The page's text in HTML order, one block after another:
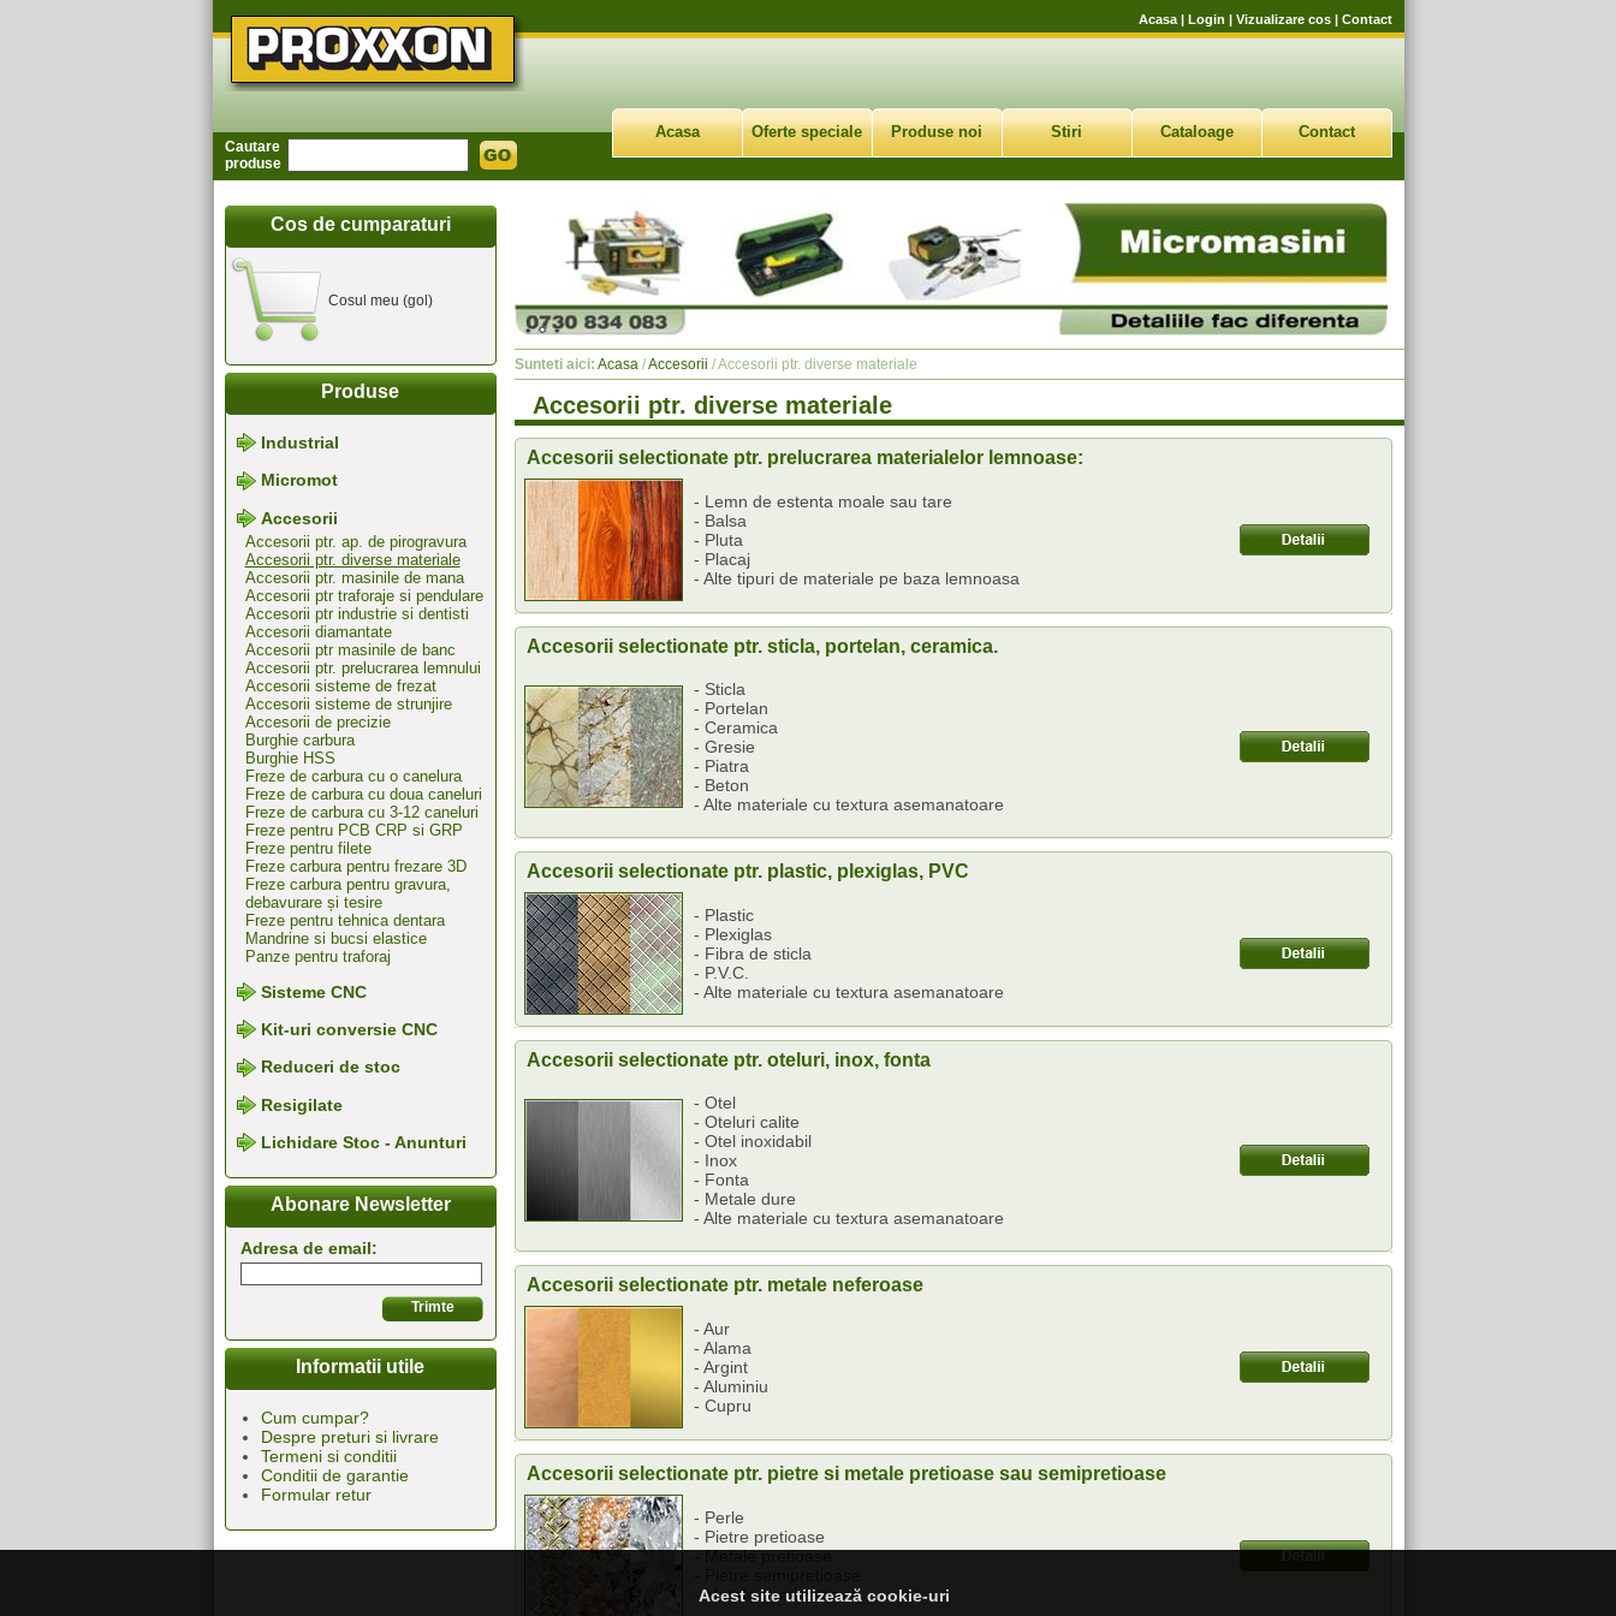
Acasa| Login | Vizualizare cos| Contact
Cautare
produse
Acasa Oferte speciale Produse noi Stiri Cataloage Contact
Cos de cumparaturi
Cosul meu (gol)
Produse
Industrial
Micromot
Accesorii
Accesorii ptr. ap. de pirogravura
Accesorii ptr. diverse materiale
Accesorii ptr. masinile de mana
Accesorii ptr traforaje si pendulare
Accesorii ptr industrie si dentisti
Accesorii diamantate
Accesorii ptr masinile de banc
Accesorii ptr. prelucrarea lemnului
Accesorii sisteme de frezat
Accesorii sisteme de strunjire
Accesorii de precizie
Burghie carbura
Burghie HSS
Freze de carbura cu o canelura
Freze de carbura cu doua caneluri
Freze de carbura cu 3-12 caneluri
Freze pentru PCB CRP si GRP
Freze pentru filete
Freze carbura pentru frezare 3D
Freze carbura pentru gravura,
debavurare și tesire
Freze pentru tehnica dentara
Mandrine si bucsi elastice
Panze pentru traforaj
Sisteme CNC
Kit-uri conversie CNC
Reduceri de stoc
Resigilate
Lichidare Stoc - Anunturi
Abonare Newsletter
Adresa de email:
Informatii utile
Cum cumpar?
Despre preturi si livrare
Termeni si conditii
Conditii de garantie
Formular retur
Sunteti aici: Acasa/Accesorii / Accesorii ptr. diverse materiale
Accesorii ptr. diverse materiale
Accesorii selectionate ptr. prelucrarea materialelor lemnoase:
- Lemn de estenta moale sau tare
- Balsa
- Pluta
- Placaj
- Alte tipuri de materiale pe baza lemnoasa
Accesorii selectionate ptr. sticla, portelan, ceramica.
- Sticla
- Portelan
- Ceramica
- Gresie
- Piatra
- Beton
- Alte materiale cu textura asemanatoare
Accesorii selectionate ptr. plastic, plexiglas, PVC
- Plastic
- Plexiglas
- Fibra de sticla
- P.V.C.
- Alte materiale cu textura asemanatoare
Accesorii selectionate ptr. oteluri, inox, fonta
- Otel
- Oteluri calite
- Otel inoxidabil
- Inox
- Fonta
- Metale dure
- Alte materiale cu textura asemanatoare
Accesorii selectionate ptr. metale neferoase
- Aur
- Alama
- Argint
- Aluminiu
- Cupru
Accesorii selectionate ptr. pietre si metale pretioase sau semipretioase
- Perle
- Pietre pretioase
- Metale pretioase
- Metale semipretiose
Acest site utilizează cookie-uri